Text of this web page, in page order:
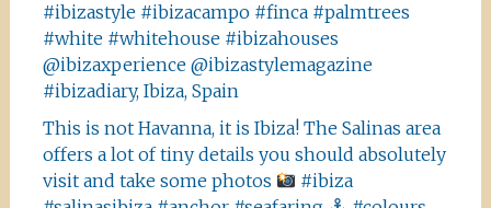
#ibizastyle #ibizacampo #finca #palmtrees
#white #whitehouse #ibizahouses
@ibizaxperience @ibizastylemagazine
#ibizadiary, Ibiza, Spain
This is not Havanna, it is Ibiza! The Salinas area
offers a lot of tiny details you should absolutely
visit and take some photos
#ibiza